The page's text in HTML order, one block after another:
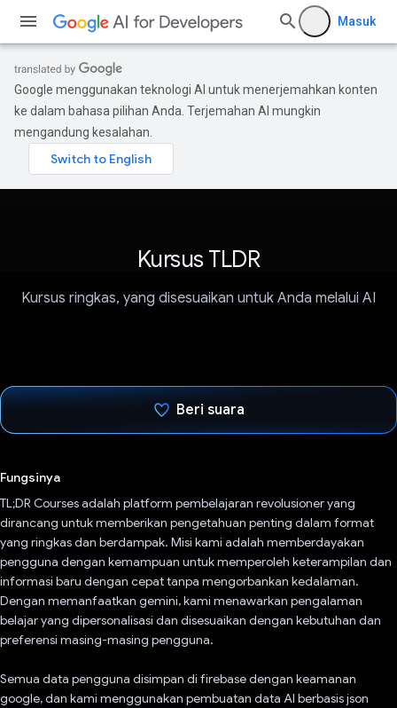
Masuk
Google menggunakan teknologi AI untuk menerjemahkan konten
ke dalam bahasa pilihan Anda. Terjemahan AI mungkin
mengandung kesalahan.
Kursus TLDR
Kursus ringkas, yang disesuaikan untuk Anda melalui AI
Beri suara
Fungsinya
TL;DR Courses adalah platform pembelajaran revolusioner yang
dirancang untuk memberikan pengetahuan penting dalam format
yang ringkas dan berdampak. Misi kami adalah memberdayakan
pengguna dengan kemampuan untuk memperoleh keterampilan dan
informasi baru dengan cepat tanpa mengorbankan kedalaman.
Dengan memanfaatkan gemini, kami menawarkan pengalaman
belajar yang dipersonalisasi dan disesuaikan dengan kebutuhan dan
preferensi masing-masing pengguna.
Semua data pengguna disimpan di firebase dengan keamanan
google, dan kami menggunakan pembuatan data AI berbasis json